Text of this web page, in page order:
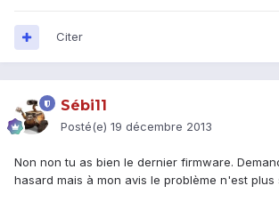
Citer
Sébi11
Posté(e) 19 décembre 2013
Non non tu as bien le dernier firmware.
hasard mais à mon avis le problème n'est plus